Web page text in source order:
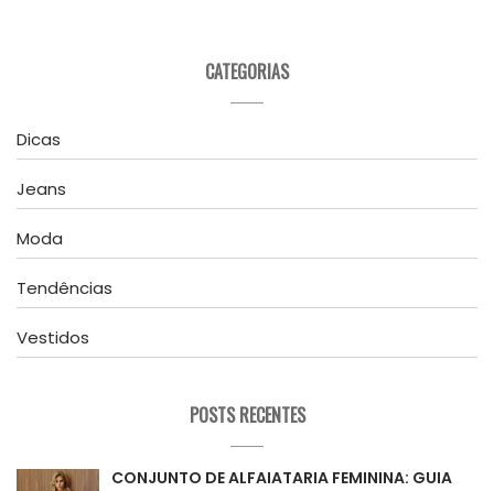
CATEGORIAS
Dicas
Jeans
Moda
Tendências
Vestidos
POSTS RECENTES
CONJUNTO DE ALFAIATARIA FEMININA: GUIA